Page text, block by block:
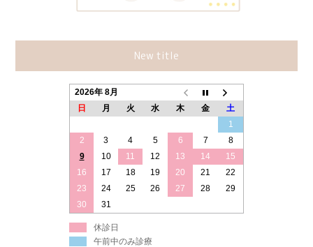
New title
2026年 8月
日
月 火 水 木 金
土
1
2
3 4 5 6 7
8
9
10 11 12 13 14
15
16
17 18 19 20 21
22
23
24 25 26 27 28
29
30
31
休診日
午前中のみ診療